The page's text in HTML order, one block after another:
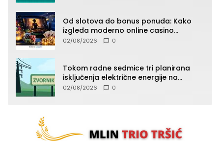
Od slotova do bonus ponuda: Kako
izgleda moderno online casino
iskustvo
02/08/2026 0
Tokom radne sedmice tri planirana
isključenja električne energije na
području TJ Zvornik
02/08/2026 0